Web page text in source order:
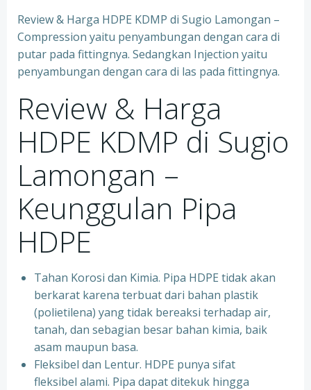
Review & Harga HDPE KDMP di Sugio Lamongan –
Compression yaitu penyambungan dengan cara di
putar pada fittingnya. Sedangkan Injection yaitu
penyambungan dengan cara di las pada fittingnya.
Review & Harga
HDPE KDMP di Sugio
Lamongan –
Keunggulan Pipa
HDPE
Tahan Korosi dan Kimia. Pipa HDPE tidak akan
berkarat karena terbuat dari bahan plastik
(polietilena) yang tidak bereaksi terhadap air,
tanah, dan sebagian besar bahan kimia, baik
asam maupun basa.
Fleksibel dan Lentur. HDPE punya sifat
fleksibel alami. Pipa dapat ditekuk hingga